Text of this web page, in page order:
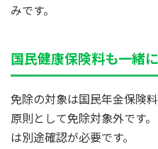
みです。
国民健康保険料も一緒
免除の対象は国民年金保険
原則として免除対象外です
は別途確認が必要です。